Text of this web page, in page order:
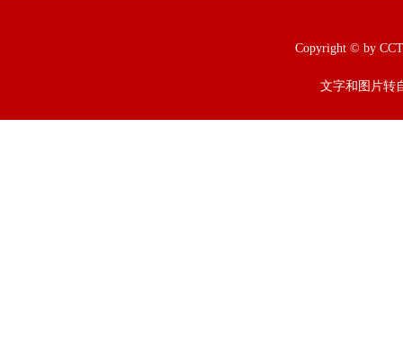
Copyright © by
文字和图片转